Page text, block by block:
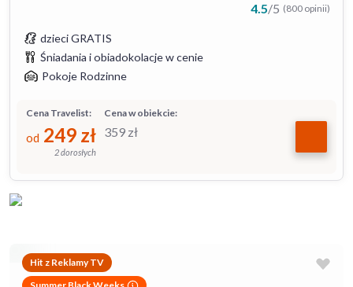
4.5/5 (800 opinii)
dzieci GRATIS
Śniadania i obiadokolacje w cenie
Pokoje Rodzinne
Cena w obiekcie:
359 zł
Cena Travelist:
od 249 zł
2 dorosłych
Hit z Reklamy TV